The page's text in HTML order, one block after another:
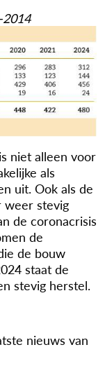
niet alleen voor
als
uit. Ook als de
weer stevig
de coronacrisis
de
de bouw
staat de
stevig herstel.
nieuws van